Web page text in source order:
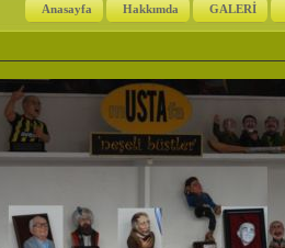
Anasayfa Hakkımda GALERİ